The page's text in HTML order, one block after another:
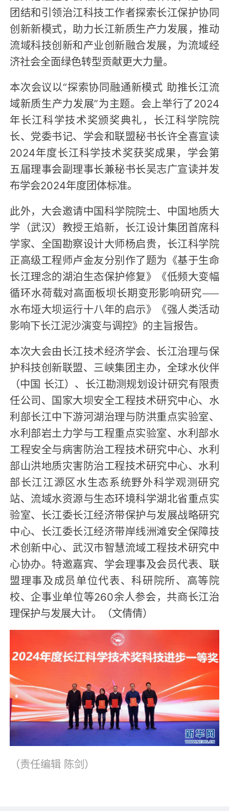
团结和引领治江科技工作者探索长江保护协同
创新新模式，助力长江新质生产力发展，推动
流域科技创新和产业创新融合发展，为流域经
济社会全面绿色转型贡献更大力量。
本次会议以“探索协同融通新模式 助推长江流
域新质生产力发展”为主题。会上举行了2024
年长江科学技术奖颁奖典礼，长江科学院院
长、党委书记、学会和联盟秘书长许全喜宣读
2024年度长江科学技术奖获奖成果，学会第
五届理事会副理事长兼秘书长吴志广宣读并发
布学会2024年度团体标准。
此外，大会邀请中国科学院院士、中国地质大
学（武汉）教授王焰新，长江设计集团首席科
学家、全国勘察设计大师杨启贵，长江科学院
正高级工程师卢金友分别作了题为《基于生命
长江理念的湖泊生态保护修复》《低频大变幅
循环水荷载对高面板坝长期变形影响研究——
水布垭大坝运行十八年的启示》《强人类活动
影响下长江泥沙演变与调控》的主旨报告。
本次大会由长江技术经济学会、长江治理与保
护科技创新联盟、三峡集团主办，全球水伙伴
（中国 长江）、长江勘测规划设计研究有限责
任公司、国家大坝安全工程技术研究中心、水
利部长江中下游河湖治理与防洪重点实验室、
水利部岩土力学与工程重点实验室、水利部水
工程安全与病害防治工程技术研究中心、水利
部山洪地质灾害防治工程技术研究中心、水利
部长江江源区水生态系统野外科学观测研究
站、流域水资源与生态环境科学湖北省重点实
验室、长江委长江经济带保护与发展战略研究
中心、长江委长江经济带岸线洲滩安全保障技
术创新中心、武汉市智慧流域工程技术研究中
心协办。特邀嘉宾、学会理事及会员代表、联
盟理事及成员单位代表、科研院所、高等院
校、企事业单位等260余人参会，共商长江治
理保护与发展大计。（文倩倩）
（责任编辑 陈剑）